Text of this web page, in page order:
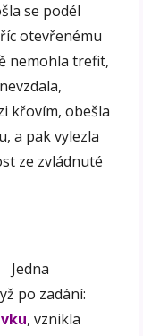
se podél
otevřenému
nemohla trefit,
křovím, obešla
a pak vylezla
ze zvládnuté
Jedna
po zadání:
, vznikla